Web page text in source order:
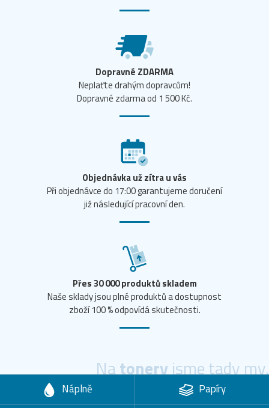
Dopravné ZDARMA
Neplaťte drahým dopravcům!
Dopravné zdarma od 1 500 Kč.
Objednávka už zítra u vás
Při objednávce do 17:00 garantujeme doručení
již následující pracovní den.
Přes 30 000 produktů skladem
Naše sklady jsou plné produktů a dostupnost
zboží 100 % odpovídá skutečnosti.
Natoneryjsme tady my.
Náplně
Papíry